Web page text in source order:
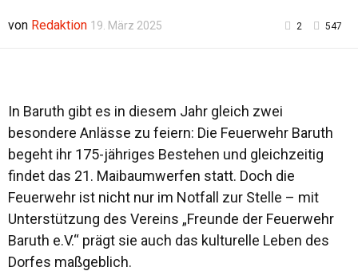
von Redaktion 19. März 2025 2 547
In Baruth gibt es in diesem Jahr gleich zwei
besondere Anlässe zu feiern: Die Feuerwehr Baruth
begeht ihr 175-jähriges Bestehen und gleichzeitig
findet das 21. Maibaumwerfen statt. Doch die
Feuerwehr ist nicht nur im Notfall zur Stelle – mit
Unterstützung des Vereins „Freunde der Feuerwehr
Baruth e.V.“ prägt sie auch das kulturelle Leben des
Dorfes maßgeblich.